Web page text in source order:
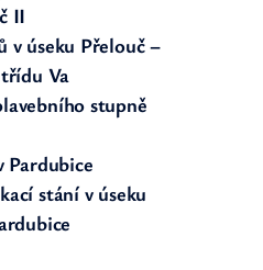
II
v úseku Přelouč –
Va
stupně
Pardubice
stání v úseku